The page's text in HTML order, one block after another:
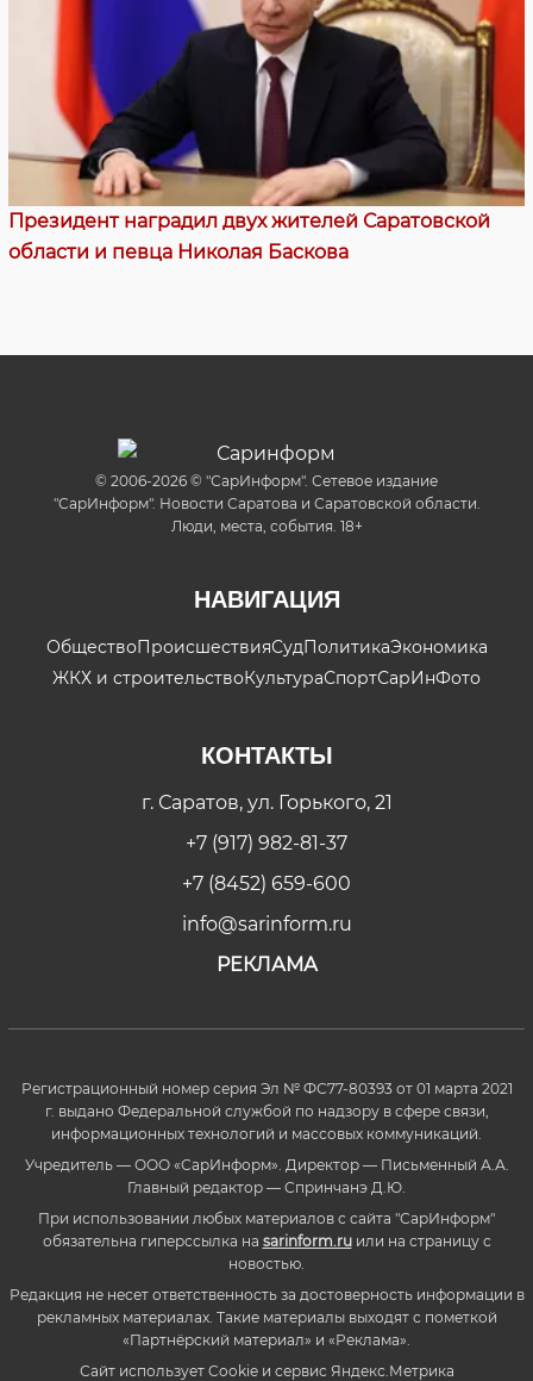
Президент наградил двух жителей Саратовской
области и певца Николая Баскова
© 2006-2026 © "СарИнформ". Сетевое издание
"СарИнформ". Новости Саратова и Саратовской области.
Люди, места, события. 18+
НАВИГАЦИЯ
ОбществоПроисшествияСудПолитикаЭкономика
ЖКХ и строительствоКультураСпортСарИнФото
КОНТАКТЫ
г. Саратов, ул. Горького, 21
+7 (917) 982-81-37
+7 (8452) 659-600
info@sarinform.ru
РЕКЛАМА
Регистрационный номер серия Эл № ФС77-80393 от 01 марта 2021
г. выдано Федеральной службой по надзору в сфере связи,
информационных технологий и массовых коммуникаций.
Учредитель — ООО «СарИнформ». Директор — Письменный А.А.
Главный редактор — Спринчанэ Д.Ю.
При использовании любых материалов с сайта "СарИнформ"
обязательна гиперссылка на sarinform.ruили на страницу с
новостью.
Редакция не несет ответственность за достоверность информации в
рекламных материалах. Такие материалы выходят с пометкой
«Партнёрский материал» и «Реклама».
Сайт использует Cookie и сервиc Яндекс.Метрика